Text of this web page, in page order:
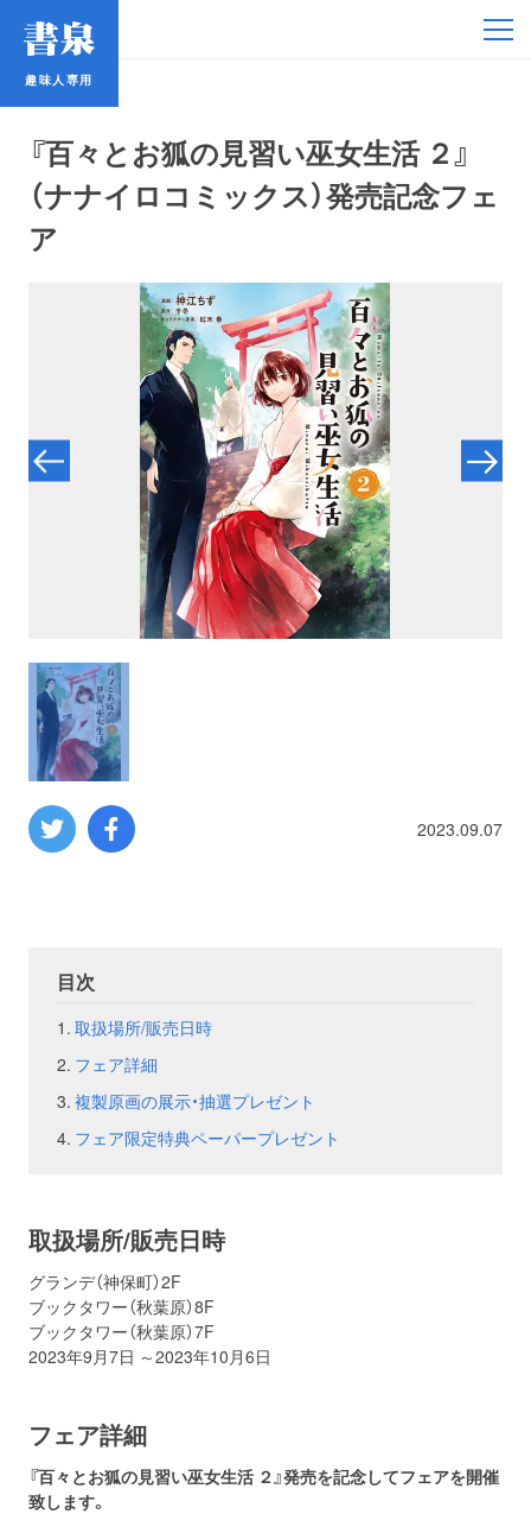
趣味人専用
『百々とお狐の見習い巫女生活 ２』
（ナナイロコミックス）発売記念フェ
ア
2023.09.07
目次
取扱場所/販売日時
フェア詳細
複製原画の展示・抽選プレゼント
フェア限定特典ペーパープレゼント
取扱場所/販売日時
グランデ（神保町）2F
ブックタワー（秋葉原）8F
ブックタワー（秋葉原）7F
2023年9月7日 ～2023年10月6日
フェア詳細
『百々とお狐の見習い巫女生活 ２』発売を記念してフェアを開催
致します。
趣味人専用
鉄道・バス
コミック・ラノベ
プロレス
コンピューター
ミリタリー
その他
フェア
お問い合わせ 取材のお申し込み